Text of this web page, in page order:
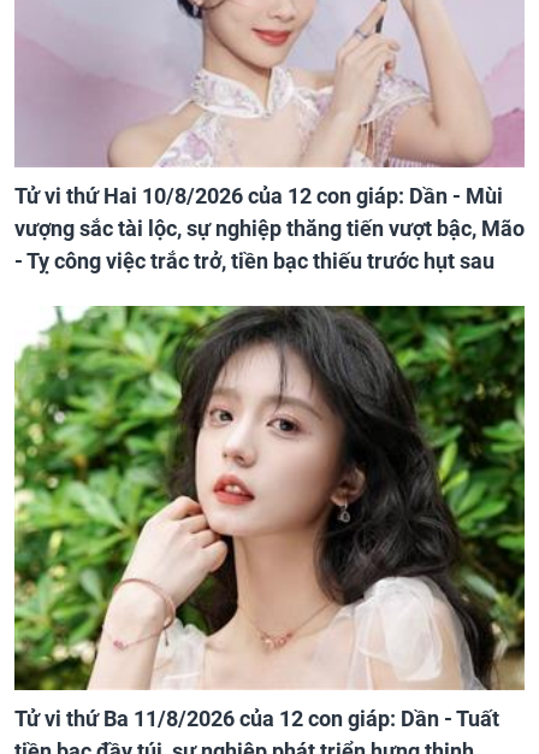
Tử vi thứ Hai 10/8/2026 của 12 con giáp: Dần - Mùi
vượng sắc tài lộc, sự nghiệp thăng tiến vượt bậc, Mão
- Tỵ công việc trắc trở, tiền bạc thiếu trước hụt sau
Tử vi thứ Ba 11/8/2026 của 12 con giáp: Dần - Tuất